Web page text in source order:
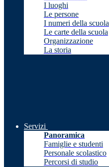
I luoghi
Le persone
I numeri della scuola
Le carte della scuola
Organizzazione
La storia
Servizi
Panoramica
Famiglie e studenti
Personale scolastico
Percorsi di studio